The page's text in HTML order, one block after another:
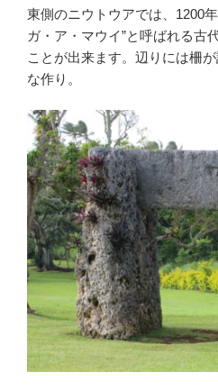
東側のニウトウアでは、1200
ガ・ア・マウイ”と呼ばれる古
ことが出来ます。辺りには柵
な作り。